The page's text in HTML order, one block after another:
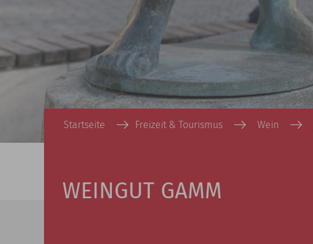
Startseite Freizeit & Tourismus Wein
WEINGUT GAMM